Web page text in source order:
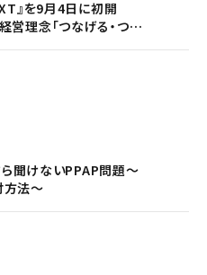
』を9月4日に初開
理念「つなげる・つな
聞けないPPAP問題～
方法～
』を9月4日に初開
理念「つなげる・つな
聞けないPPAP問題～
方法～
聞けないPPAP問題～
キュリティベンダーと